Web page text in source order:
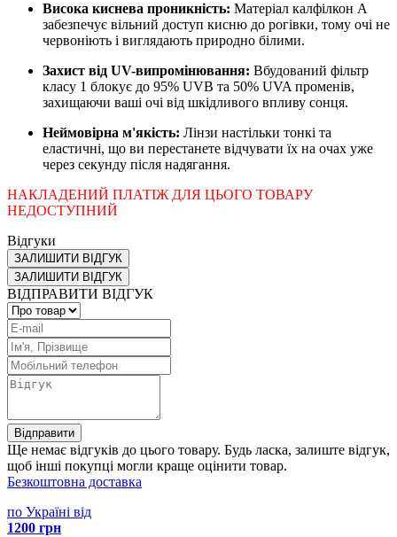
Висока киснева проникність: Матеріал калфілкон А
забезпечує вільний доступ кисню до рогівки, тому очі не
червоніють і виглядають природно білими.
Захист від UV-випромінювання: Вбудований фільтр
класу 1 блокує до 95% UVB та 50% UVA променів,
захищаючи ваші очі від шкідливого впливу сонця.
Неймовірна м'якість: Лінзи настільки тонкі та
еластичні, що ви перестанете відчувати їх на очах уже
через секунду після надягання.
НАКЛАДЕНИЙ ПЛАТІЖ ДЛЯ ЦЬОГО ТОВАРУ
НЕДОСТУПНИЙ
Відгуки
ЗАЛИШИТИ ВІДГУК
ЗАЛИШИТИ ВІДГУК
ВІДПРАВИТИ ВІДГУК
Відправити
Ще немає відгуків до цього товару. Будь ласка, залиште відгук,
щоб інші покупці могли краще оцінити товар.
Безкоштовна доставка
по Україні від
1200 грн